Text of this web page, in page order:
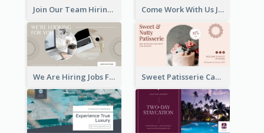
Join Our Team Hiring Job Facebook Ad Come Work With Us Job Hiring Facebook Ad
We Are Hiring Jobs Facebook Ad Sweet Patisserie Cake Promotion Facebook Ad